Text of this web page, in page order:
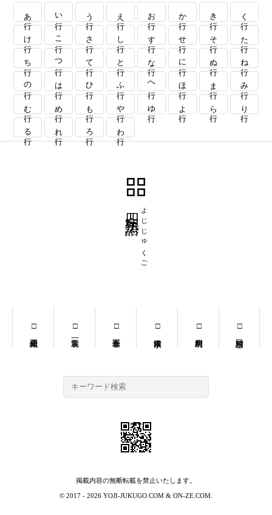
あ行 い行 う行 え行 お行 か行 き行 く行
け行 こ行 さ行 し行 す行 せ行 そ行 た行
ち行 つ行 て行 と行 な行 に行 ぬ行 ね行
の行 は行 ひ行 ふ行 へ行 ほ行 ま行 み行
む行 め行 も行 や行 ゆ行 よ行 ら行 り行
る行 れ行 ろ行 わ行
よじじゅくご
掲載内容の無断転載を禁止いたします。
© 2017 - 2026 YOJI-JUKUGO.COM & ON-ZE.COM